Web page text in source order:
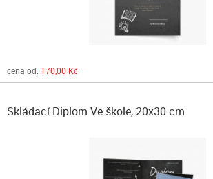
cena od: 170,00 Kč
Skládací Diplom Ve škole, 20x30 cm